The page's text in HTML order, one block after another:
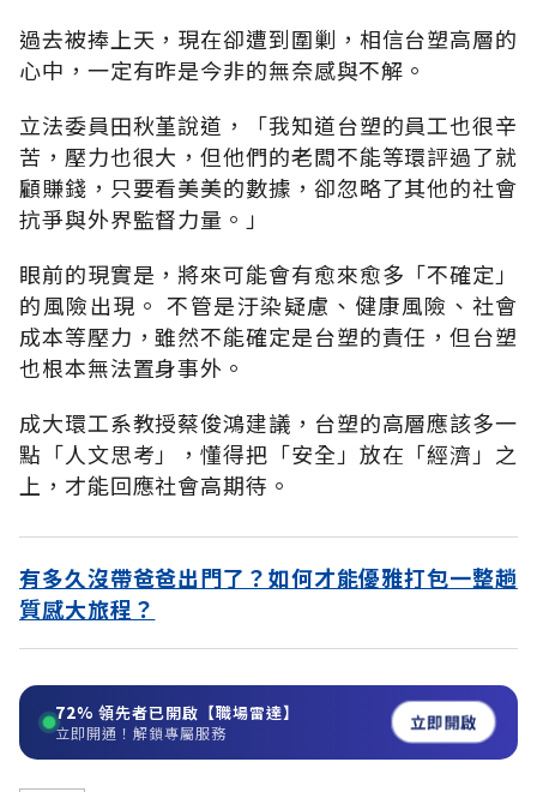
過去被捧上天，現在卻遭到圍剿，相信台塑高層的
心中，一定有昨是今非的無奈感與不解。
立法委員田秋堇說道，「我知道台塑的員工也很辛
苦，壓力也很大，但他們的老闆不能等環評過了就
顧賺錢，只要看美美的數據，卻忽略了其他的社會
抗爭與外界監督力量。」
眼前的現實是，將來可能會有愈來愈多「不確定」
的風險出現。 不管是汙染疑慮、健康風險、社會
成本等壓力，雖然不能確定是台塑的責任，但台塑
也根本無法置身事外。
成大環工系教授蔡俊鴻建議，台塑的高層應該多一
點「人文思考」，懂得把「安全」放在「經濟」之
上，才能回應社會高期待。
有多久沒帶爸爸出門了？如何才能優雅打包一整趟
質感大旅程？
72% 領先者已開啟【職場雷達】
立即開通！解鎖專屬服務 立即開啟